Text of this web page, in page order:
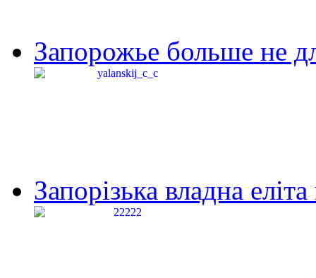
Запорожье больше не
Запорізька владна